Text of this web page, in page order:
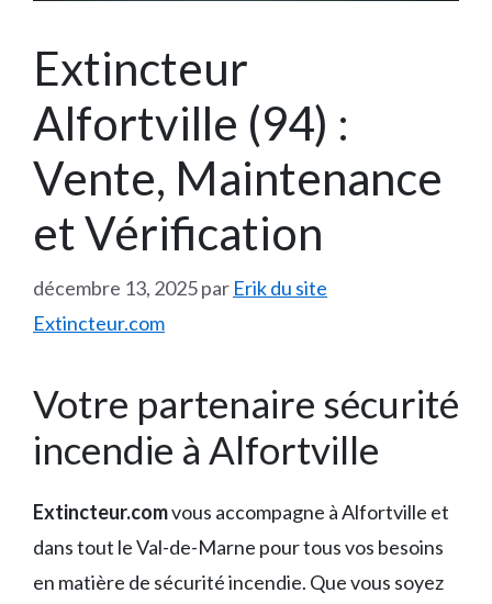
Extincteur
Alfortville (94) :
Vente, Maintenance
et Vérification
décembre 13, 2025par Erik du site
Extincteur.com
Votre partenaire sécurité
incendie à Alfortville
Extincteur.comvous accompagne à Alfortville et
dans tout le Val-de-Marne pour tous vos besoins
en matière de sécurité incendie. Que vous soyez